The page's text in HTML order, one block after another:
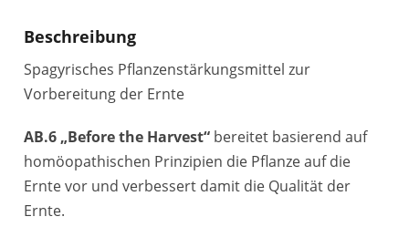
Beschreibung
Spagyrisches Pflanzenstärkungsmittel zur
Vorbereitung der Ernte
AB.6 „Before the Harvest“ bereitet basierend auf
homöopathischen Prinzipien die Pflanze auf die
Ernte vor und verbessert damit die Qualität der
Ernte.